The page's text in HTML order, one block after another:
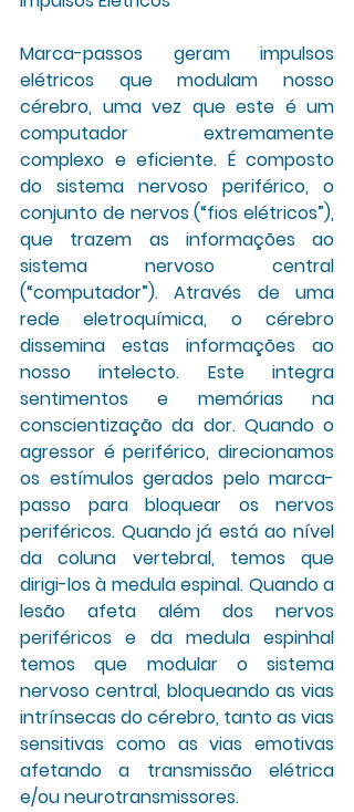
Marca-passos geram impulsos
elétricos que modulam nosso
cérebro, uma vez que este é um
computador extremamente
complexo e eficiente. É composto
do sistema nervoso periférico, o
conjunto de nervos (“fios elétricos”),
que trazem as informações ao
sistema nervoso central
(“computador”). Através de uma
rede eletroquímica, o cérebro
dissemina estas informações ao
nosso intelecto. Este integra
sentimentos e memórias na
conscientização da dor. Quando o
agressor é periférico, direcionamos
os estímulos gerados pelo marca-
passo para bloquear os nervos
periféricos. Quando já está ao nível
da coluna vertebral, temos que
dirigi-los à medula espinal. Quando a
lesão afeta além dos nervos
periféricos e da medula espinhal
temos que modular o sistema
nervoso central, bloqueando as vias
intrínsecas do cérebro, tanto as vias
sensitivas como as vias emotivas
afetando a transmissão elétrica
e/ou neurotransmissores.